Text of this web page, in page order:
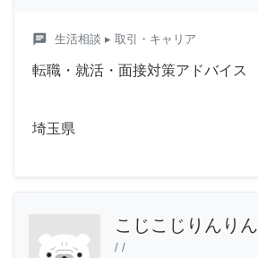
chat 生活相談 ▸ 取引・キャリア
転職・就活・面接対策アドバイス
埼玉県
こじこじりんりん
/ /